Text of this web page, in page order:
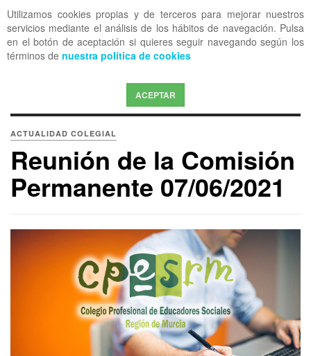
Utilizamos cookies propias y de terceros para mejorar nuestros
servicios mediante el análisis de los hábitos de navegación. Pulsa
en el botón de aceptación si quieres seguir navegando según los
términos de nuestra política de cookies
ACEPTAR
OFF CANVAS
ACTUALIDAD COLEGIAL
Reunión de la Comisión
Permanente 07/06/2021